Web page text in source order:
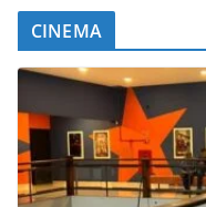
CINEMA